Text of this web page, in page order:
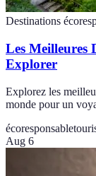
Destinations
Les Meilleures
Explorer
Explorez les
monde pour un
écoresponsable
Aug 6